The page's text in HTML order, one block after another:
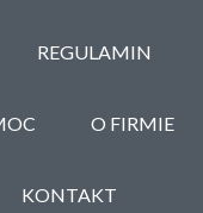
REGULAMIN
O FIRMIE
KONTAKT